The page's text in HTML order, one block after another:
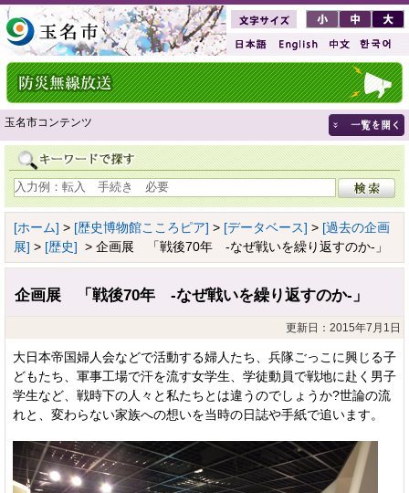
玉名市コンテンツ
[ホーム] > [歴史博物館こころピア] > [データベース] > [過去の企画
展] > [歴史] > 企画展 「戦後70年 -なぜ戦いを繰り返すのか-」
企画展 「戦後70年 -なぜ戦いを繰り返すのか-」
更新日：2015年7月1日
大日本帝国婦人会などで活動する婦人たち、兵隊ごっこに興じる子
どもたち、軍事工場で汗を流す女学生、学徒動員で戦地に赴く男子
学生など、戦時下の人々と私たちとは違うのでしょうか?世論の流
れと、変わらない家族への想いを当時の日誌や手紙で追います。